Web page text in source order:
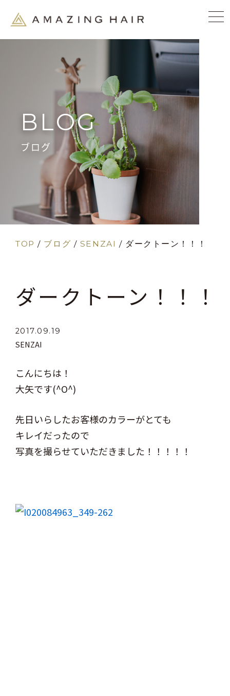
BLOG
ブログ
TOP / ブログ / SENZAI / ダークトーン！！！
ダークトーン！！！
2017.09.19
SENZAI
こんにちは！
大矢です(^O^)
先日いらしたお客様のカラーがとても
キレイだったので
写真を撮らせていただきました！！！！！